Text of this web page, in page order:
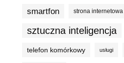
smartfon strona internetowa
sztuczna inteligencja
telefon komórkowy usługi